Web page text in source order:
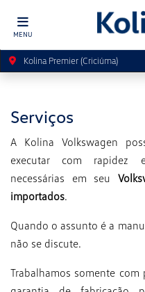
MENU
Kolina Premier (Criciúma)
Serviços
A Kolina Volkswagen
executar com rapidez
necessárias em seu
importados.
Quando o assunto é a
não se discute.
Trabalhamos somente com